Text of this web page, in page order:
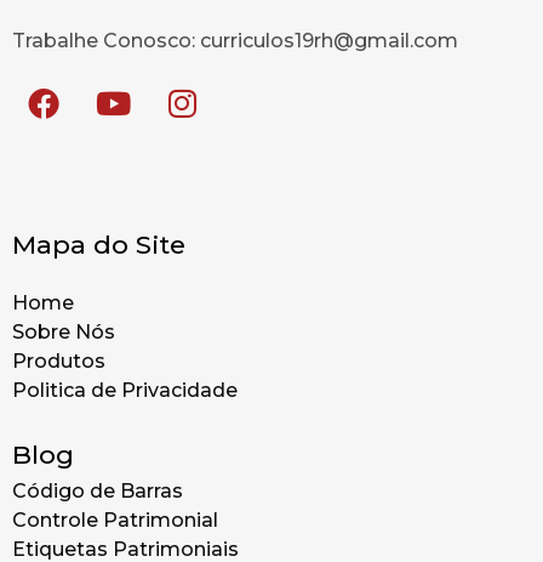
Trabalhe Conosco: curriculos19rh@gmail.com
Mapa do Site
Home
Sobre Nós
Produtos
Politica de Privacidade
Blog
Código de Barras
Controle Patrimonial
Etiquetas Patrimoniais